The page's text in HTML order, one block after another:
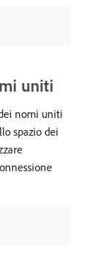
uniti
nomi uniti
spazio dei